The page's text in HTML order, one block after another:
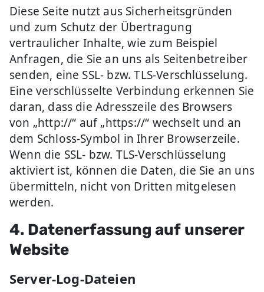
Diese Seite nutzt aus Sicherheitsgründen
und zum Schutz der Übertragung
vertraulicher Inhalte, wie zum Beispiel
Anfragen, die Sie an uns als Seitenbetreiber
senden, eine SSL- bzw. TLS-Verschlüsselung.
Eine verschlüsselte Verbindung erkennen Sie
daran, dass die Adresszeile des Browsers
von „http://“ auf „https://“ wechselt und an
dem Schloss-Symbol in Ihrer Browserzeile.
Wenn die SSL- bzw. TLS-Verschlüsselung
aktiviert ist, können die Daten, die Sie an uns
übermitteln, nicht von Dritten mitgelesen
werden.
4. Datenerfassung auf unserer
Website
Server-Log-Dateien